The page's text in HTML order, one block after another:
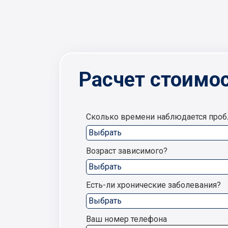
Расчет
Сколько времени наблюдается
Возраст зависимого?
Есть-ли хронические заболевания?
Ваш номер телефона